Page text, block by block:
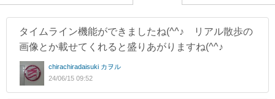
タイムライン機能ができましたね(^^♪ リアル散歩の
画像とか載せてくれると盛りあがりますね(^^♪
chirachiradaisuki カヲル
24/06/15 09:52